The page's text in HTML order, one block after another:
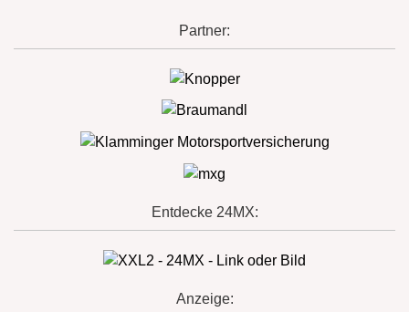
Partner:
Entdecke 24MX:
Anzeige: